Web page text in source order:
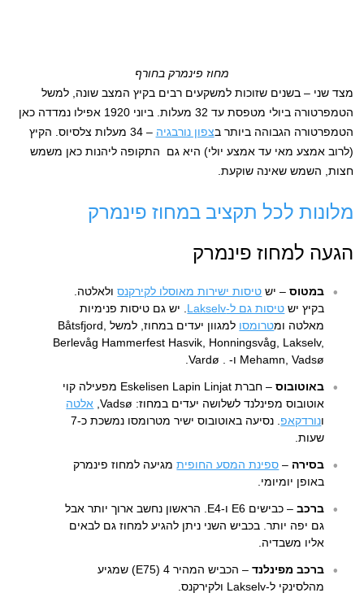
מחוז פינמרק בחורף
מצד שני – בשנים שזוכות למשקעים רבים בקיץ המצב שונה, למשל
הטמפרטורה ביולי מטפסת עד 32 מעלות. ביוני 1920 אפילו נמדדה כאן
הטמפרטורה הגבוהה ביותר בצפון נורבגיה
– 34 מעלות צלסיוס. הקיץ
(לרוב אמצע מאי עד אמצע יולי) היא גם התקופה ליהנות כאן משמש
חצות, השמש שאינה שוקעת.
מלונות לכל תקציב במחוז פינמרק
הגעה למחוז פינמרק
במטוס– יש טיסות ישירות מאוסלו לקירקנסולאלטה.
בקיץ יש טיסות גם ל-Lakselv
. יש גם טיסות פנימיות
מאלטה ומטרומסו
למגוון יעדים במחוז, למשל Båtsfjord,
Berlevåg Hammerfest Hasvik, Honningsvåg, Lakselv,
Mehamn, Vadsø ו- . Vardø.
באוטובוס
– חברת Eskelisen Lapin Linjat מפעילה קוי
אוטובוס מפינלנד לשלושה יעדים במחוז: Vadsø,
אלטה
ונורדקאפ
. נסיעה באוטובוס ישיר מטרומסו נמשכת כ-7
שעות.
בסירה – ספינת המסע החופיתמגיעה למחוז פינמרק
באופן יומיומי.
ברכב
– כבישים E6 ו-E4. הראשון נחשב ארוך יותר אבל
גם יפה יותר. בכביש השני ניתן להגיע למחוז גם לבאים
אליו משבדיה.
ברכב מפינלנד
– הכביש המהיר 4 (E75) שמגיע
מהלסינקי ל-Lakselv ולקירקנס.